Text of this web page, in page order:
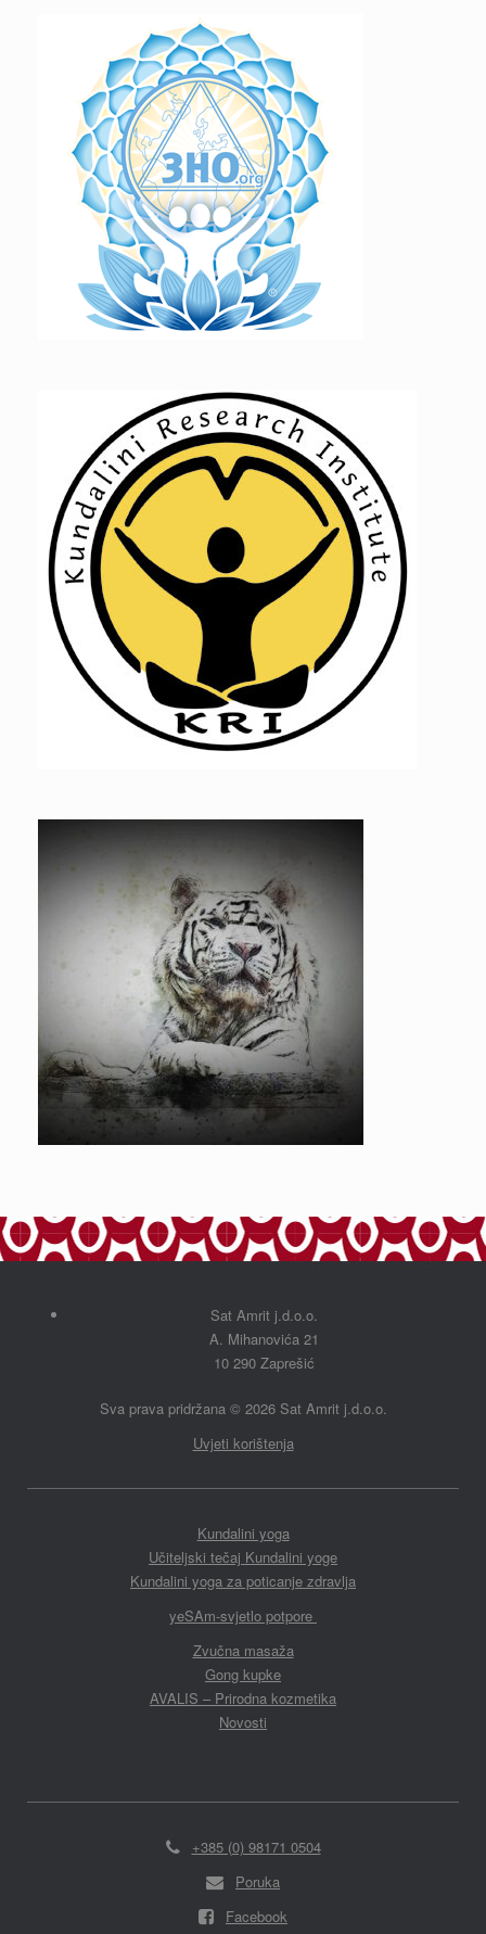
Sat Amrit j.d.o.o.
A. Mihanovića 21
10 290 Zaprešić
Sva prava pridržana © 2026 Sat Amrit j.d.o.o.
Uvjeti korištenja
Kundalini yoga
Učiteljski tečaj Kundalini yoge
Kundalini yoga za poticanje zdravlja
yeSAm-svjetlo potpore
Zvučna masaža
Gong kupke
AVALIS – Prirodna kozmetika
Novosti
+385 (0) 98171 0504
Poruka
Facebook